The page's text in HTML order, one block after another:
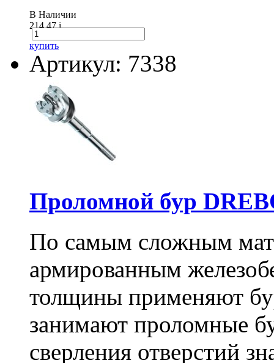
В Наличии
214.47i
купить
Артикул: 7338
Проломной бур
По самым сложным
армированным
толщины применяют
занимают проломные
сверления отверстий